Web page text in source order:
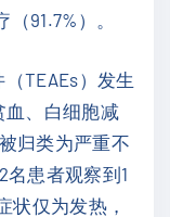
91.7%）。
TEAEs）发生
血、白细胞减
归类为严重不
患者观察到1
状仅为发热，